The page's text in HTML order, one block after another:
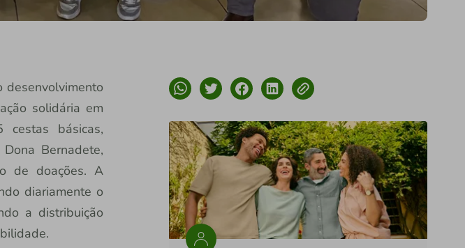
desenvolvimento
solidária em
básicas,
Bernadete,
de doações. A
diariamente o
a distribuição